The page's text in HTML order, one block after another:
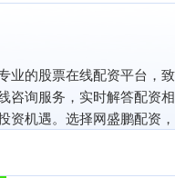
业的股票在线配资平台，
咨询服务，实时解答配资
资机遇。选择网盛鹏配资